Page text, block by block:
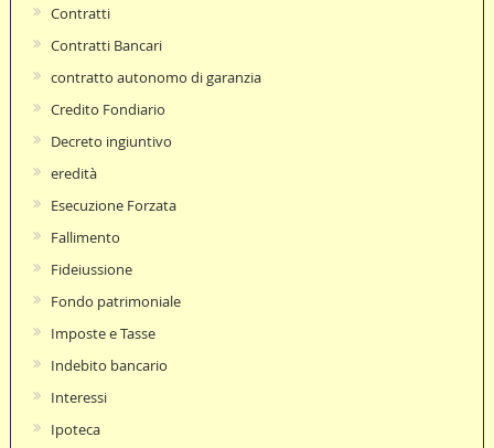
Contratti
Contratti Bancari
contratto autonomo di garanzia
Credito Fondiario
Decreto ingiuntivo
eredità
Esecuzione Forzata
Fallimento
Fideiussione
Fondo patrimoniale
Imposte e Tasse
Indebito bancario
Interessi
Ipoteca